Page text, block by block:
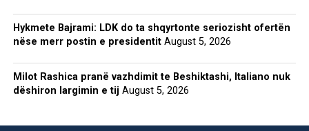
Hykmete Bajrami: LDK do ta shqyrtonte seriozisht ofertën
nëse merr postin e presidentit August 5, 2026
Milot Rashica pranë vazhdimit te Beshiktashi, Italiano nuk
dëshiron largimin e tij August 5, 2026